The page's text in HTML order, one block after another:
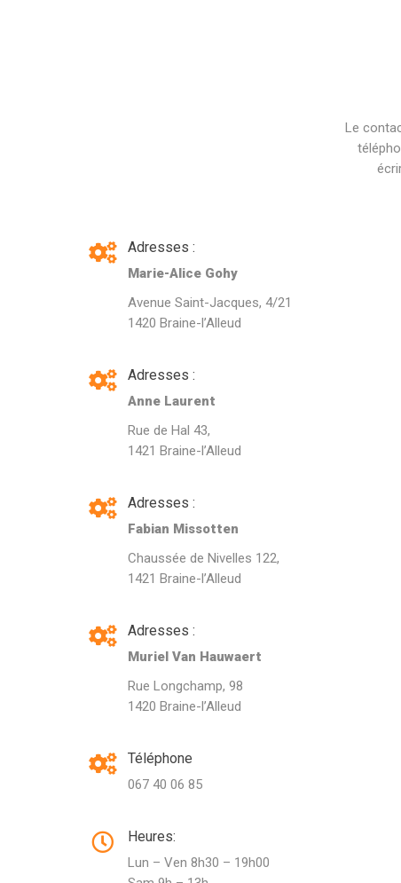
Le
Adresses :
Marie-Alice Gohy
Avenue Saint-Jacques, 4/21
1420 Braine-l’Alleud
Adresses :
Anne Laurent
Rue de Hal 43,
1421 Braine-l’Alleud
Adresses :
Fabian Missotten
Chaussée de Nivelles 122,
1421 Braine-l’Alleud
Adresses :
Muriel Van Hauwaert
Rue Longchamp, 98
1420 Braine-l’Alleud
Téléphone
067 40 06 85
Heures:
Lun – Ven 8h30 – 19h00